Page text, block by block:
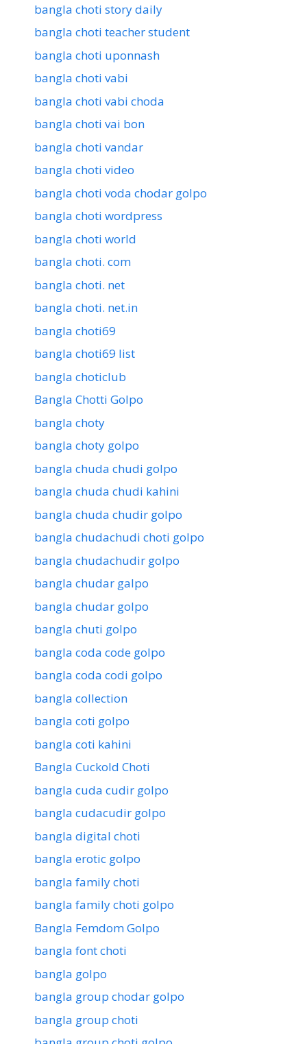
bangla choti story daily
bangla choti teacher student
bangla choti uponnash
bangla choti vabi
bangla choti vabi choda
bangla choti vai bon
bangla choti vandar
bangla choti video
bangla choti voda chodar golpo
bangla choti wordpress
bangla choti world
bangla choti. com
bangla choti. net
bangla choti. net.in
bangla choti69
bangla choti69 list
bangla choticlub
Bangla Chotti Golpo
bangla choty
bangla choty golpo
bangla chuda chudi golpo
bangla chuda chudi kahini
bangla chuda chudir golpo
bangla chudachudi choti golpo
bangla chudachudir golpo
bangla chudar galpo
bangla chudar golpo
bangla chuti golpo
bangla coda code golpo
bangla coda codi golpo
bangla collection
bangla coti golpo
bangla coti kahini
Bangla Cuckold Choti
bangla cuda cudir golpo
bangla cudacudir golpo
bangla digital choti
bangla erotic golpo
bangla family choti
bangla family choti golpo
Bangla Femdom Golpo
bangla font choti
bangla golpo
bangla group chodar golpo
bangla group choti